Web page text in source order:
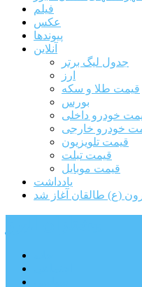
فیلم
عکس
پیوندها
آنلاین
جدول لیگ برتر
ارز
قیمت طلا و سکه
بورس
خودرو داخلی
خودرو خارجی
قیمت تلویزیون
قیمت تبلت
قیمت موبایل
یادداشت
(ع) طالقان آغاز شد